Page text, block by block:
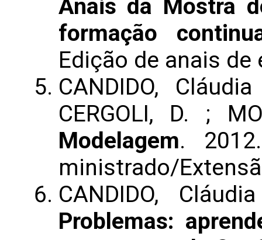
Anais da Mostra
formação
Edição de anais de
CANDIDO,
CERGOLI, D. ;
Modelagem.
ministrado/
CANDIDO,
Problemas: